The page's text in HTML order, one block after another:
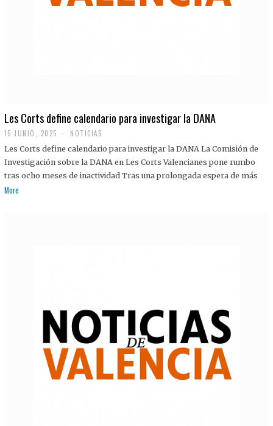
Les Corts define calendario para investigar la DANA
15 JUNIO, 2025 NOTICIAS
Les Corts define calendario para investigar la DANA La Comisión de
Investigación sobre la DANA en Les Corts Valencianes pone rumbo
tras ocho meses de inactividad Tras una prolongada espera de más
More